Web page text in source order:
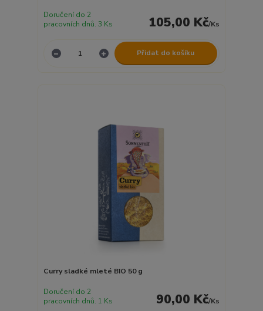
105,00 Kč/Ks
Doručení do 2
pracovních dnů. 3 Ks
Přidat do košíku
Curry sladké mleté BIO 50 g
90,00 Kč/Ks
Doručení do 2
pracovních dnů. 1 Ks